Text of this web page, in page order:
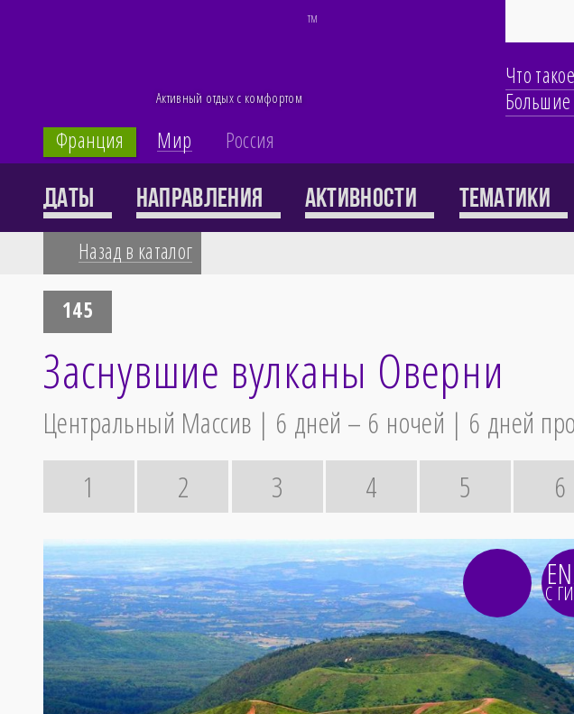
TM
Активный отдых с комфортом
Франция Мир Россия
Что такое
Большие
Каталог
Назад в каталог
145
Заснувшие вулканы Оверни
Центральный Массив 6 дней – 6 ночей
6 дней
1
2 3 4 5 6
С
Даты Направления Активности Тематики
71 тур